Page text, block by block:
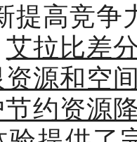
提高竞争
艾拉比差
源和空
约资源